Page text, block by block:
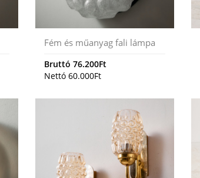
Fém és műanyag fali lámpa
Bruttó76.200Ft
Nettó60.000Ft